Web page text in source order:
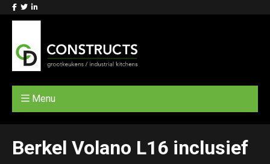
Menu
Berkel Volano L16 inclusief